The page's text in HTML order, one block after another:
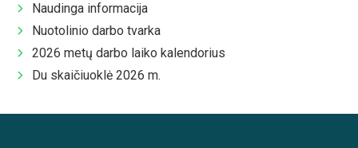
Naudinga informacija
Nuotolinio darbo tvarka
2026 metų darbo laiko kalendorius
Du skaičiuoklė 2026 m.